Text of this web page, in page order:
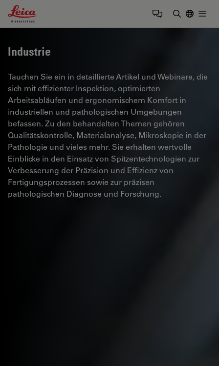
Leica Microsystems Logo
Industrie
Tauchen Sie ein in detaillierte Artikel und Webinare, die
sich mit effizienter Inspektion, optimierten
Arbeitsabläufen und ergonomischem Komfort in
industriellen und pathologischen Umgebungen
befassen. Zu den behandelten Themen gehören
Qualitätskontrolle, Materialanalyse, Mikroskopie in der
Pathologie und vieles mehr. Sie erhalten wertvolle
Einblicke in den Einsatz von Spitzentechnologien zur
Verbesserung der Präzision und Effizienz von
Fertigungsprozessen sowie zur präzisen
pathologischen Diagnose und Forschung.